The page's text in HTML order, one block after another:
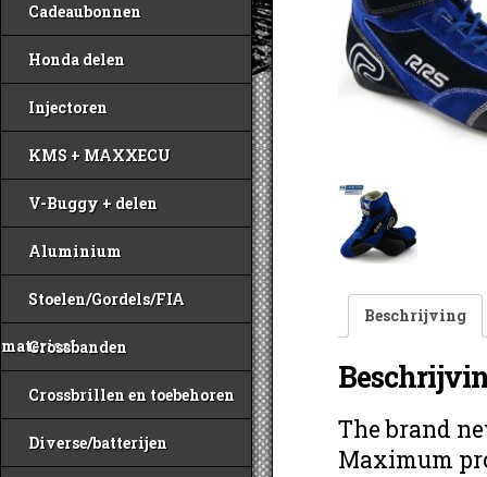
Cadeaubonnen
Honda delen
Injectoren
KMS + MAXXECU
V-Buggy + delen
Aluminium
Stoelen/Gordels/FIA
materiaal
Crossbanden
Crossbrillen en toebehoren
Diverse/batterijen
Beschrijving
The brand
Maximum